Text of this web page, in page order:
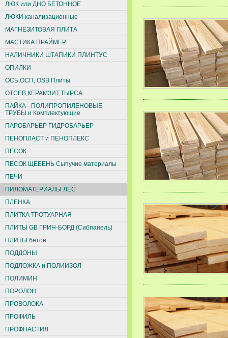
ЛЮК или ДНО БЕТОННОЕ
ЛЮКИ канализационные
МАГНЕЗИТОВАЯ ПЛИТА
МАСТИКА ПРАЙМЕР
НАЛИЧНИКИ ШТАПИКИ ПЛИНТУС
ОПИЛКИ
ОСБ,ОСП, ОSВ Плиты
ОТСЕВ,КЕРАМЗИТ,ТЫРСА
ПАЙКА - ПОЛИПРОПИЛЕНОВЫЕ
ТРУБЫ и Комплектующие
ПАРОБАРЬЕР ГИДРОБАРЬЕР
ПЕНОПЛАСТ и ПЕНОПЛЕКС
ПЕСОК
ПЕСОК ЩЕБЕНЬ Сыпучие материалы
ПЕЧИ
ПИЛОМАТЕРИАЛЫ ЛЕС
ПЛЕНКА
ПЛИТКА ТРОТУАРНАЯ
ПЛИТЫ GB ГРИН-БОРД (Сибпанель)
ПЛИТЫ бетон.
ПОДДОНЫ
ПОДЛОЖКА и ПОЛИИЗОЛ
ПОЛИМИН
ПОРОЛОН
ПРОВОЛОКА
ПРОФИЛЬ
ПРОФНАСТИЛ